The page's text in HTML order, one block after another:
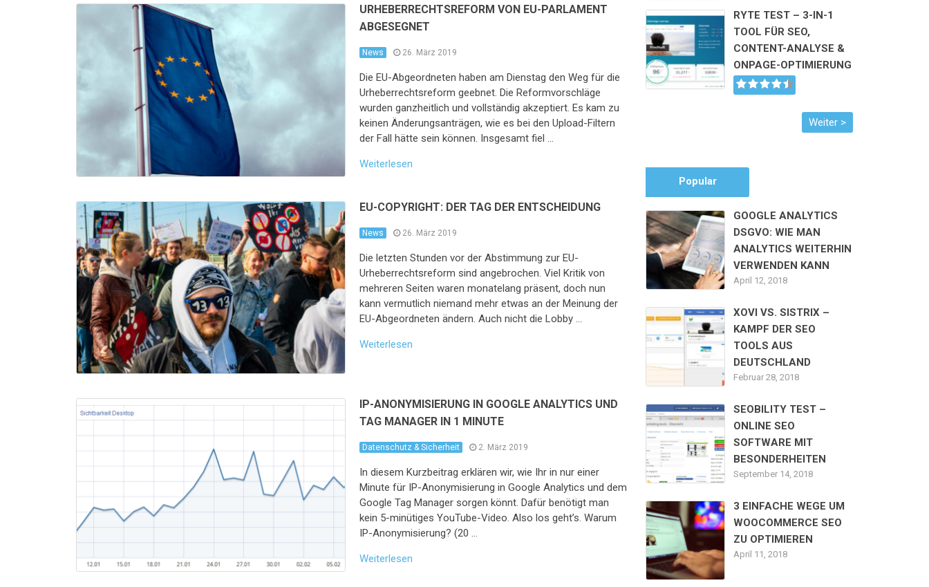
URHEBERRECHTSREFORM VON EU-PARLAMENT
ABGESEGNET
News 26. März 2019
Die EU-Abgeordneten haben am Dienstag den Weg für die
Urheberrechtsreform geebnet. Die Reformvorschläge
wurden ganzheitlich und vollständig akzeptiert. Es kam zu
keinen Änderungsanträgen, wie es bei den Upload-Filtern
der Fall hätte sein können. Insgesamt fiel …
Weiterlesen
EU-COPYRIGHT: DER TAG DER ENTSCHEIDUNG
News 26. März 2019
Die letzten Stunden vor der Abstimmung zur EU-
Urheberrechtsreform sind angebrochen. Viel Kritik von
mehreren Seiten waren monatelang präsent, doch nun
kann vermutlich niemand mehr etwas an der Meinung der
EU-Abgeordneten ändern. Auch nicht die Lobby …
Weiterlesen
IP-ANONYMISIERUNG IN GOOGLE ANALYTICS UND
TAG MANAGER IN 1 MINUTE
Datenschutz & Sicherheit 2. März 2019
In diesem Kurzbeitrag erklären wir, wie Ihr in nur einer
Minute für IP-Anonymisierung in Google Analytics und dem
Google Tag Manager sorgen könnt. Dafür benötigt man
kein 5-minütiges YouTube-Video. Also los geht’s. Warum
IP-Anonymisierung? (20 …
Weiterlesen
RYTE TEST – 3-IN-1
TOOL FÜR SEO,
CONTENT-ANALYSE &
ONPAGE-OPTIMIERUNG
Popular
GOOGLE ANALYTICS
DSGVO: WIE MAN
ANALYTICS WEITERHIN
VERWENDEN KANN
April 12, 2018
XOVI VS. SISTRIX –
KAMPF DER SEO
TOOLS AUS
DEUTSCHLAND
Februar 28, 2018
SEOBILITY TEST –
ONLINE SEO
SOFTWARE MIT
BESONDERHEITEN
September 14, 2018
3 EINFACHE WEGE UM
WOOCOMMERCE SEO
ZU OPTIMIEREN
April 11, 2018